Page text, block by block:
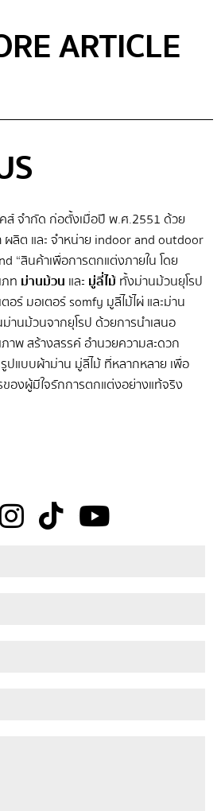
ARTICLE
ส์ จำกัด ก่อตั้งเมื่อปี พ.ศ.2551 ด้วย
ลิต และ จําหน่าย indoor and outdoor
“สินค้าเพื่อการตกแต่งภายใน โดย
ท ม่านม้วน และ มู่ลี่ไม้ทั้งม่านม้วนยุโรป
อร์ มอเตอร์ somfy มูลี่ไม้ไผ่ และม่าน
านม้วนจากยุโรป ด้วยการนำเสนอ
พ สร้างสรรค์ อำนวยความสะดวก
ปแบบผ้าม่าน มู่ลี่ไม้ ที่หลากหลาย เพื่อ
องผู้มีใจรักการตกแต่งอย่างแท้จริง